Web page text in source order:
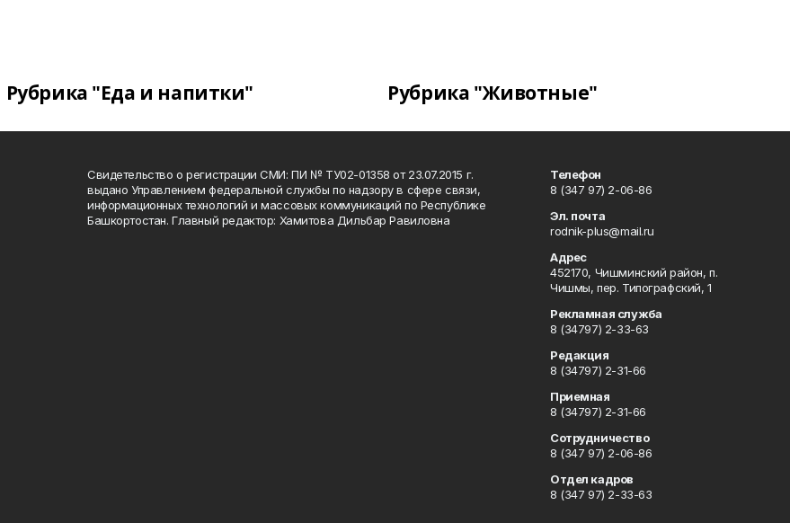
Рубрика "Еда и напитки" Рубрика "Животные"
Свидетельство о регистрации СМИ: ПИ № ТУ02-01358 от 23.07.2015 г.
выдано Управлением федеральной службы по надзору в сфере связи,
информационных технологий и массовых коммуникаций по Республике
Башкортостан. Главный редактор: Хамитова Дильбар Равиловна
Телефон
8 (347 97) 2-06-86
Эл. почта
rodnik-plus@mail.ru
Адрес
452170, Чишминский район, п.
Чишмы, пер. Типографский, 1
Рекламная служба
8 (34797) 2-33-63
Редакция
8 (34797) 2-31-66
Приемная
8 (34797) 2-31-66
Сотрудничество
8 (347 97) 2-06-86
Отдел кадров
8 (347 97) 2-33-63